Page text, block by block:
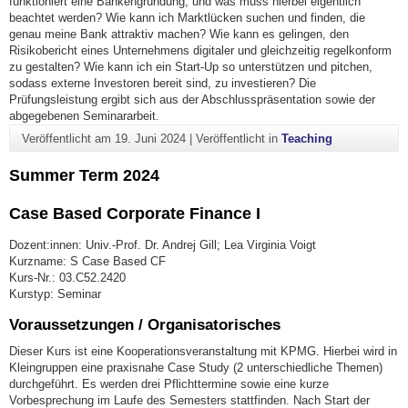
beachtet werden? Wie kann ich Marktlücken suchen und finden, die
genau meine Bank attraktiv machen? Wie kann es gelingen, den
Risikobericht eines Unternehmens digitaler und gleichzeitig regelkonform
zu gestalten? Wie kann ich ein Start-Up so unterstützen und pitchen,
sodass externe Investoren bereit sind, zu investieren? Die
Prüfungsleistung ergibt sich aus der Abschlusspräsentation sowie der
abgegebenen Seminararbeit.
Veröffentlicht am 19. Juni 2024| Veröffentlicht in Teaching
Summer Term 2024
Case Based Corporate Finance I
Dozent:innen: Univ.-Prof. Dr. Andrej Gill; Lea Virginia Voigt
Kurzname: S Case Based CF
Kurs-Nr.: 03.C52.2420
Kurstyp: Seminar
Voraussetzungen / Organisatorisches
Dieser Kurs ist eine Kooperationsveranstaltung mit KPMG. Hierbei wird in
Kleingruppen eine praxisnahe Case Study (2 unterschiedliche Themen)
durchgeführt. Es werden drei Pflichttermine sowie eine kurze
Vorbesprechung im Laufe des Semesters stattfinden. Nach Start der